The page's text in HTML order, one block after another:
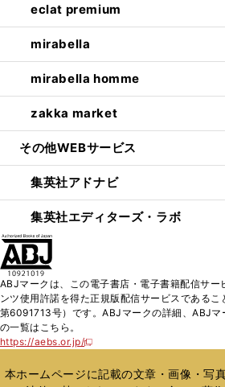
eclat premium
mirabella
mirabella homme
zakka market
その他WEBサービス
集英社アドナビ
集英社エディターズ・ラボ
ABJマークは、この電子書店・電子書籍配信サー
ンツ使用許諾を得た正規版配信サービスである
第6091713号）です。ABJマークの詳細、ABJマ
の一覧はこちら。
https://aebs.or.jp/
新
い
ウ
本ホームページに記載の文章・画像・写